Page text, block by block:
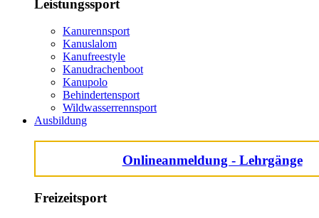
Leistungssport
Kanurennsport
Kanuslalom
Kanufreestyle
Kanudrachenboot
Kanupolo
Behindertensport
Wildwasserrennsport
Ausbildung
Onlineanmeldung - Lehrgänge
Freizeitsport